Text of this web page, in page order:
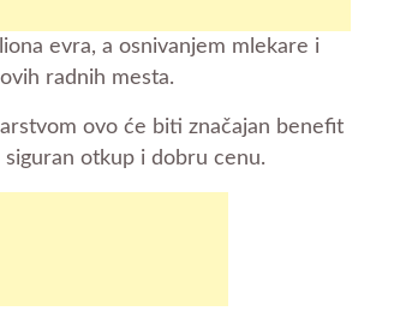
evra, a osnivanjem mlekare i
radnih mesta.
ovo će biti značajan benefit
otkup i dobru cenu.